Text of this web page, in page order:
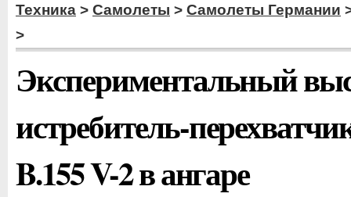
Техника > Самолеты > Самолеты Германии
>
Экспериментальный
истребитель-
B.155 V-2 в ангаре